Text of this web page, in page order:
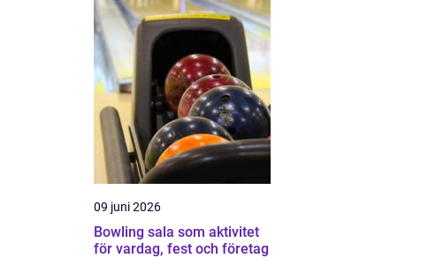
09 juni 2026
Bowling sala som aktivitet
för vardag, fest och företag